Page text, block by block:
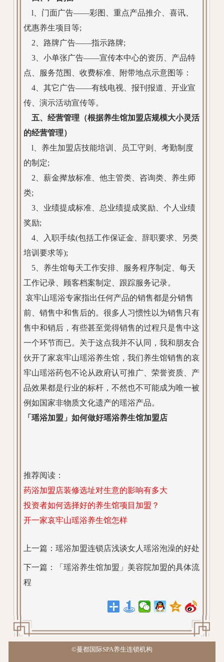
l、门面广告——彩图、重点产品推介、喜讯、
优惠养生项目等;
2、路牌广告——指示路牌;
3、小单张广告——宣传本中心的资历、产品特
点、服务范围、收费标准、附带地点示意图等：
4、其它广告——有线电视、报刊报道、开业宣
传、演示活动宣传等。
五、经营管理（根据养生馆加盟店规模大小灵活
的经营管理）
l、养生加盟店技能培训、员工守则、考勤制度
的制定;
2、薪金撵放标准、他主管类、咨询类、养生师
类;
3、业绩提成标准、总业绩提成奖励、个人业绩
奖励;
4、入职手续(包括工作保证金、辞职要求、另类
培训要求等);
5、养生馆每天工作安排、服务程序制定、每天
工作记录、顾客档案制定、跟踪服务记录。
哀牢山瑶浴专家指出任何产品的销售都是分销售
前、销售中和售后的。很多人习惯性以为销售只有
售中和销后，有些甚至觉得销售的过程只是售中这
一个环节而已。关于这点我并不认同，我和朋友合
伙开了家哀牢山瑶浴养生馆，我们养生馆销售的哀
牢山瑶浴药包不论从政府认可推广、荣誉资质、产
品效果都是行业的标杆，不然也不可能成为唯一被
例如国家非物质文化遗产的瑶浴产品。
「瑶浴加盟」如何做好瑶浴养生馆加盟店
推荐阅读：
药浴加盟店装修选址对生意的影响有多大
投资者如何选择好的养生馆项目加盟？
开一家哀牢山瑶浴养生馆怎样
上一篇：瑶浴加盟连锁店浅谈女人瑶浴泡澡的好处
下一篇：
「瑶浴养生馆加盟」美容院加盟的具体流
程
©蔓都国际SPA养生连锁机构